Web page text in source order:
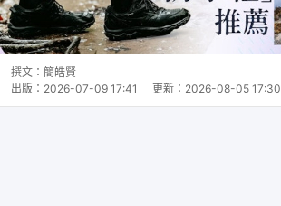
撰文： 簡皓賢
出版： 2026-07-09 17:41 更新： 2026-08-05 17:30